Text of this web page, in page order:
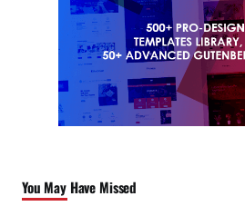
You May Have Missed